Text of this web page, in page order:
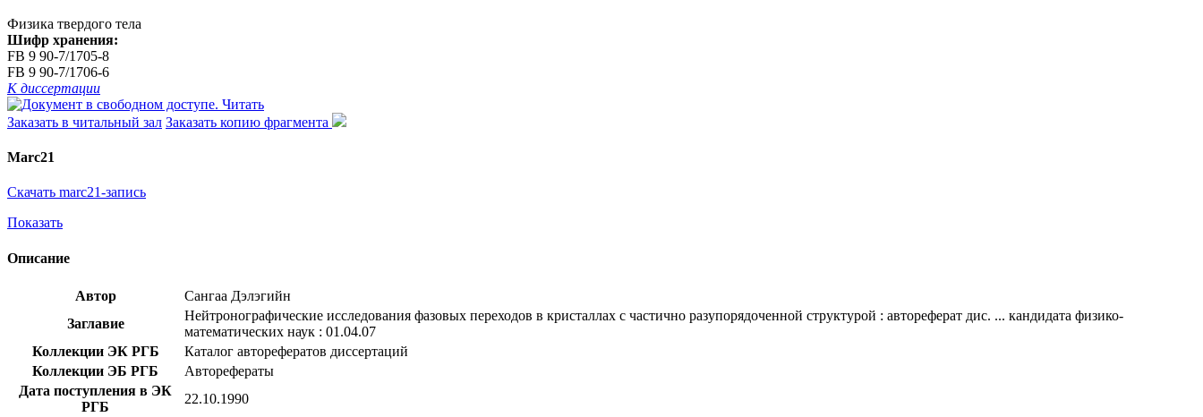
Физика твердого тела
Шифр хранения:
FB 9 90-7/1705-8
FB 9 90-7/1706-6
К диссертации
Читать
Заказать в читальный зал Заказать копию фрагмента
Marc21
Скачать marc21-запись
Показать
Описание
Автор
Сангаа Дэлэгийн
Заглавие
Нейтронографические исследования фазовых переходов в кристаллах с частично разупорядоченной структурой : автореферат дис. ... кандидата физико-
математических наук : 01.04.07
Коллекции ЭК РГБ
Каталог авторефератов диссертаций
Коллекции ЭБ РГБ
Авторефераты
Дата поступления в ЭК
РГБ
22.10.1990